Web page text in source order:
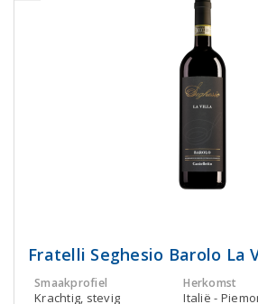
Fratelli Seghesio Barolo La
Smaakprofiel
Krachtig, stevig
Herkomst
Italië -